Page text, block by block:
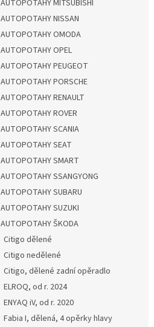
AUTOPOTAHY MITSUBISHI
AUTOPOTAHY NISSAN
AUTOPOTAHY OMODA
AUTOPOTAHY OPEL
AUTOPOTAHY PEUGEOT
AUTOPOTAHY PORSCHE
AUTOPOTAHY RENAULT
AUTOPOTAHY ROVER
AUTOPOTAHY SCANIA
AUTOPOTAHY SEAT
AUTOPOTAHY SMART
AUTOPOTAHY SSANGYONG
AUTOPOTAHY SUBARU
AUTOPOTAHY SUZUKI
AUTOPOTAHY ŠKODA
Citigo dělené
Citigo nedělené
Citigo, dělené zadní opěradlo
ELROQ, od r. 2024
ENYAQ iV, od r. 2020
Fabia I, dělená, 4 opěrky hlavy